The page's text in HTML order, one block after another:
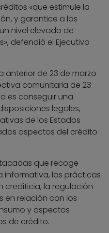
«que estimule la
y garantice a los
nivel elevado de
defendió el Ejecutivo
anterior de 23 de marzo
comunitaria de 23
es conseguir una
legales,
de los Estados
aspectos del crédito
que recoge
informativa, las prácticas
crediticia, la regulación
en relación con los
y aspectos
de crédito.